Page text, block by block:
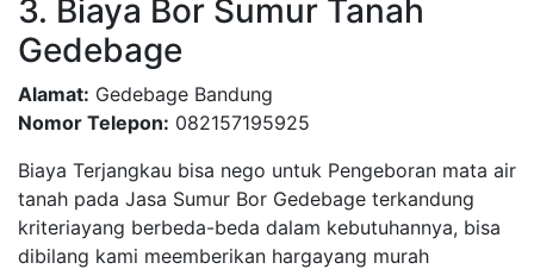
3. Biaya Bor Sumur Tanah
Gedebage
Alamat: Gedebage Bandung
Nomor Telepon: 082157195925
Biaya Terjangkau bisa nego untuk Pengeboran mata air
tanah pada Jasa Sumur Bor Gedebage terkandung
kriteriayang berbeda-beda dalam kebutuhannya, bisa
dibilang kami meemberikan hargayang murah